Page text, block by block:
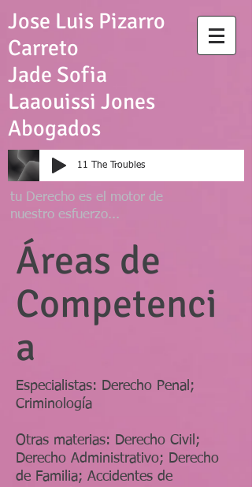
Jose Luis Pizarro
Carreto
Jade Sofia
Laaouissi Jones
Abogados
11 The Troubles
tu Derecho es el motor de
nuestro esfuerzo...
Áreas de
Competenci
a
Especialistas: Derecho Penal;
Criminología
Otras materias: Derecho Civil;
Derecho Administrativo; Derecho
de Familia; Accidentes de